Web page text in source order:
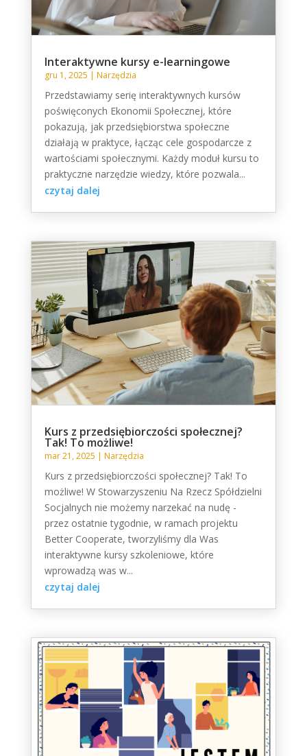
Interaktywne kursy e-learningowe
gru 1, 2025 | Narzędzia
Przedstawiamy serię interaktywnych kursów
poświęconych Ekonomii Społecznej, które
pokazują, jak przedsiębiorstwa społeczne
działają w praktyce, łącząc cele gospodarcze z
wartościami społecznymi. Każdy moduł kursu to
praktyczne narzędzie wiedzy, które pozwala...
czytaj dalej
Kurs z przedsiębiorczości społecznej?
Tak! To możliwe!
mar 21, 2025 | Narzędzia
Kurs z przedsiębiorczości społecznej? Tak! To
możliwe! W Stowarzyszeniu Na Rzecz Spółdzielni
Socjalnych nie możemy narzekać na nudę -
przez ostatnie tygodnie, w ramach projektu
Better Cooperate, tworzyliśmy dla Was
interaktywne kursy szkoleniowe, które
wprowadzą was w...
czytaj dalej